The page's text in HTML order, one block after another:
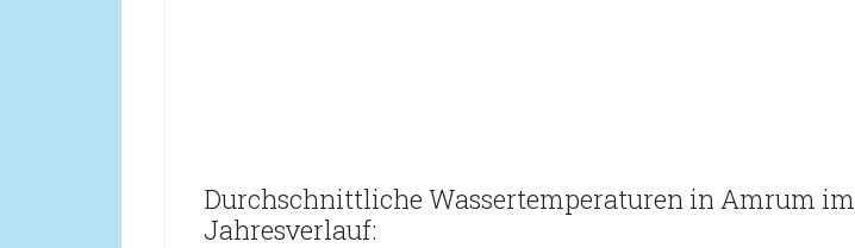
Durchschnittliche Wassertemperaturen in Amrum im
Jahresverlauf: